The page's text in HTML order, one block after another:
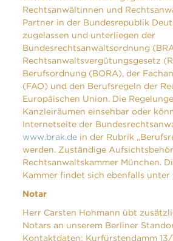
Rechtsanwältinnen und
Partner in der Bundesrepublik
zugelassen und unterliegen der
Bundesrechtsanwaltsordnung
Rechtsanwaltsvergütungsgesetz
Berufsordnung (BORA), der
(FAO) und den Berufsregeln der
Europäischen Union. Die
Kanzleiräumen einsehbar oder
Internetseite der
www.brak.de in der Rubrik
werden. Zuständige
Rechtsanwaltskammer München.
Kammer findet sich ebenfalls unter
Notar
Herr Carsten Hohmann übt
Notars an unserem Berliner
Kontaktdaten: Kurfürstendamm 13/